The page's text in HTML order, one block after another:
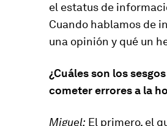
el estatus de
Cuando hablamos de
una opinión y qué un
¿Cuáles son los
cometer errores a la
Miguel: El primero, el